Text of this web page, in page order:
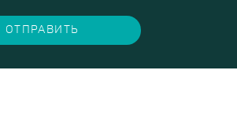
ОТПРАВИТЬ